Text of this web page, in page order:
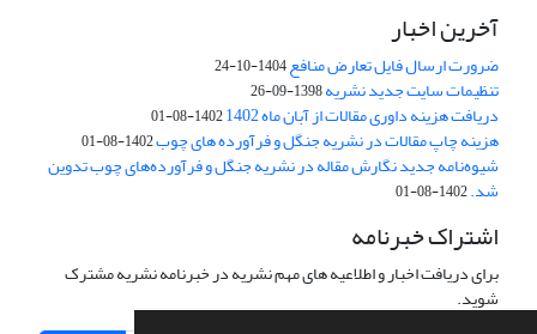
آخرین اخبار
ضرورت ارسال فایل تعارض منافع1404-10-24
تنظیمات سایت جدید نشریه1398-09-26
دریافت هزینه داوری مقالات از آبان ماه 1402 1402-08-01
هزینه چاپ مقالات در نشریه جنگل و فرآورده های چوب1402-08-01
شیوه‌نامه جدید نگارش مقاله در نشریه جنگل و فرآورده‌های چوب تدوین
شد.1402-08-01
اشتراک خبرنامه
برای دریافت اخبار و اطلاعیه های مهم نشریه در خبرنامه نشریه مشترک
شوید.